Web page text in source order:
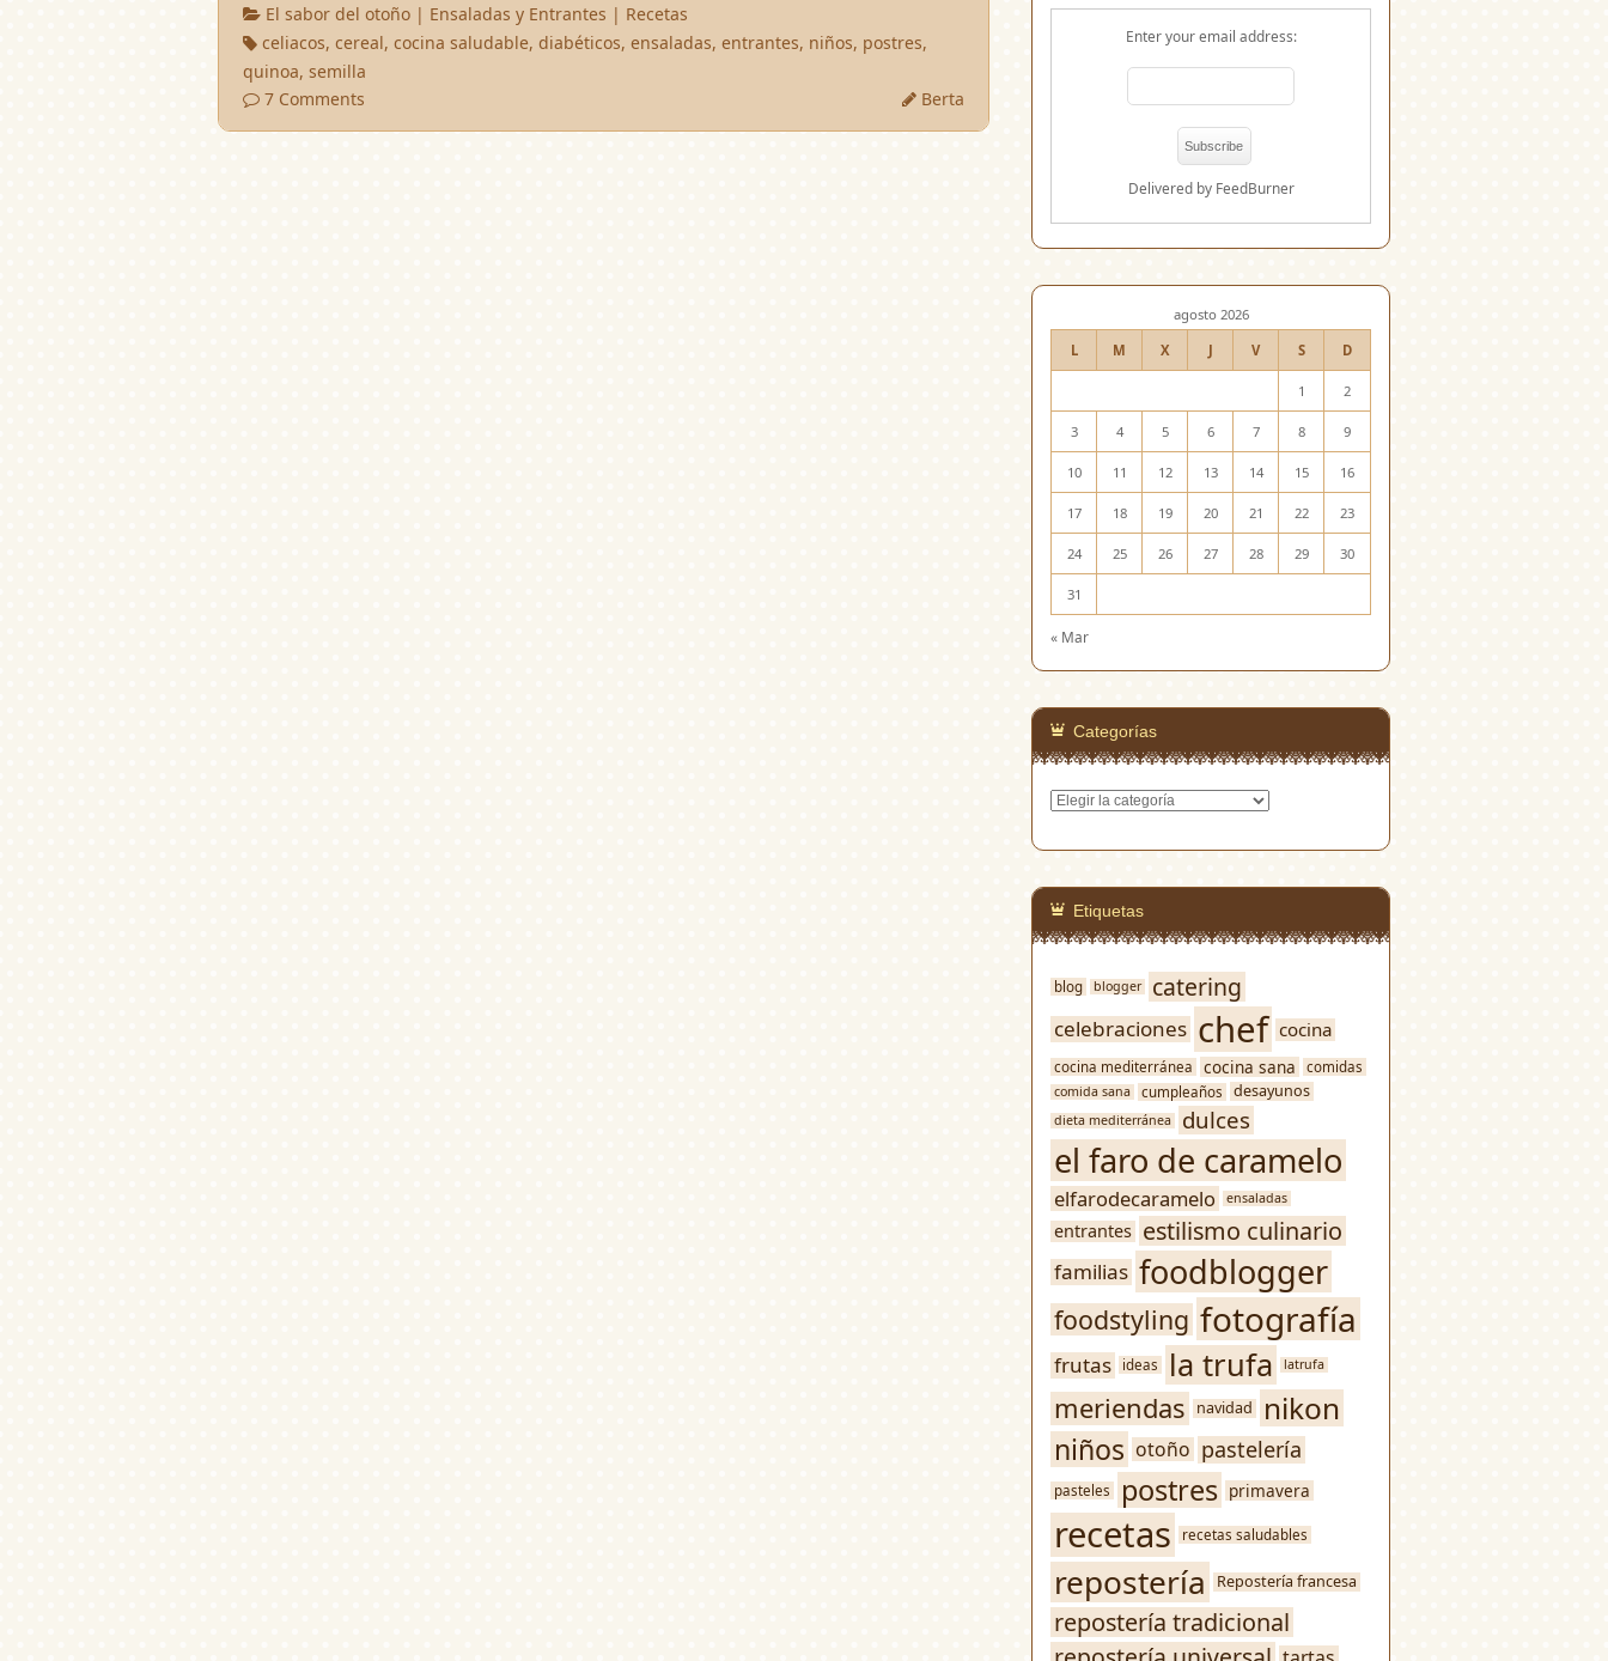
El sabor del otoño | Ensaladas y Entrantes | Recetas
celiacos,cereal,cocina saludable,diabéticos,ensaladas,entrantes, niños, postres,
quinoa, semilla
7 Comments
Berta
Enter your email address:
Delivered by FeedBurner
agosto 2026
L M X J V S D
1 2
3 4 5 6 7 8 9
10 11 12 13 14 15 16
17 18 19 20 21 22 23
24 25 26 27 28 29 30
31
« Mar
Categorías
Categorías
Etiquetas
blog blogger catering
celebraciones chef cocina
cocina mediterránea cocina sana comidas
comida sana cumpleaños desayunos
dieta mediterránea dulces
el faro de caramelo
elfarodecaramelo ensaladas
entrantes estilismo culinario
familias foodblogger
foodstyling fotografía
frutas ideas la trufa latrufa
meriendas navidad nikon
niños otoño pastelería
pasteles postres primavera
recetas recetas saludables
repostería Repostería francesa
repostería tradicional